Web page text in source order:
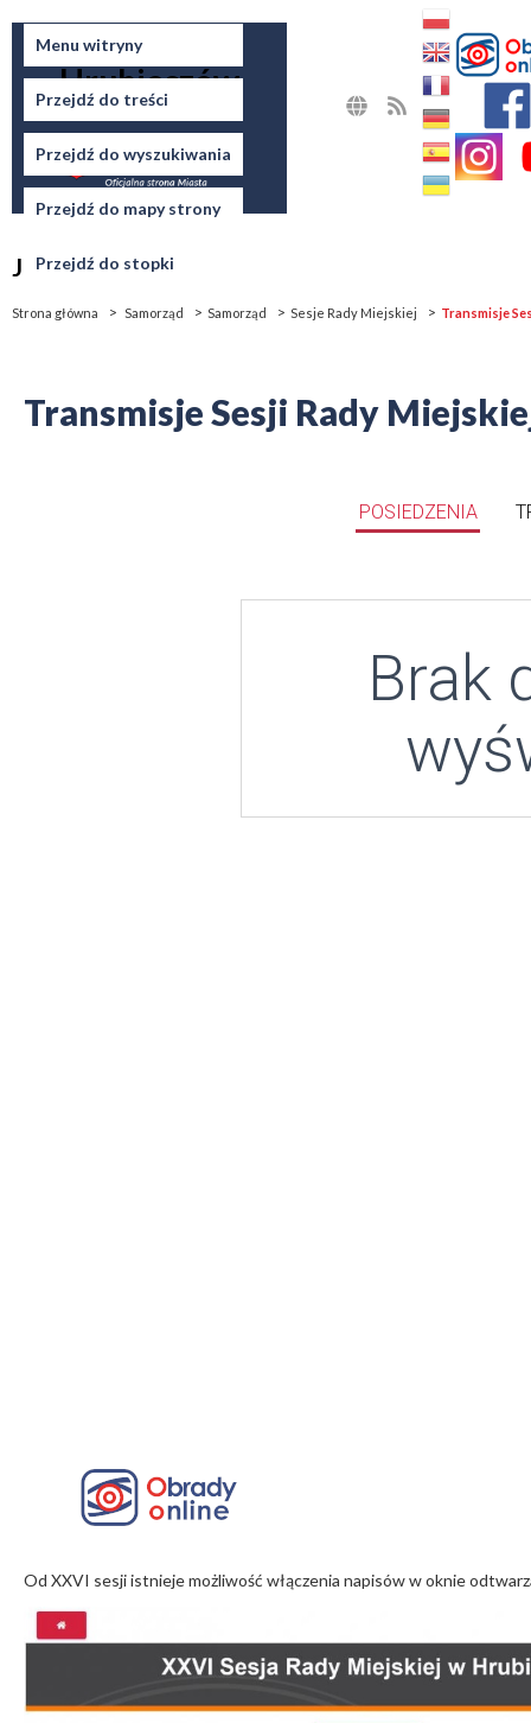
Menu witryny
Przejdź do treści
Przejdź do wyszukiwania
Przejdź do mapy strony
Przejdź do stopki
Miasto
Hrubieszów
Jesteś tutaj
Strona główna Samorząd Samorząd Sesje Rady Miejskiej Transmisje
Transmisje Sesji Rady
Od XXVI sesji istnieje możliwość włączenia napisów w oknie